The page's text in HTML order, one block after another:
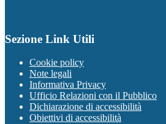
Sezione Link Utili
Cookie policy
Note legali
Informativa Privacy
Ufficio Relazioni con il Pubblico
Dichiarazione di accessibilità
Obiettivi di accessibilità